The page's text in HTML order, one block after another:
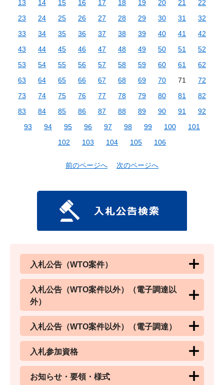
13
14 15 16 17 18 19 20 21
22
23
24 25 26 27 28 29 30 31
32
33
34 35 36 37 38 39 40 41
42
43
44 45 46 47 48 49 50 51
52
53
54 55 56 57 58 59 60 61
62
63
64 65 66 67 68 69 70 71
72
73
74 75 76 77 78 79 80 81
82
83
84 85 86 87 88 89 90 91
92
93
94 95 96 97 98 99 100
101
102
103 104 105 106
前のページへ 次のページへ
入札公告（WTO案件）
入札公告（WTO案件以外）（電子調達以
外）
入札公告（WTO案件以外）（電子調達）
入札参加資格
お知らせ・要領・様式